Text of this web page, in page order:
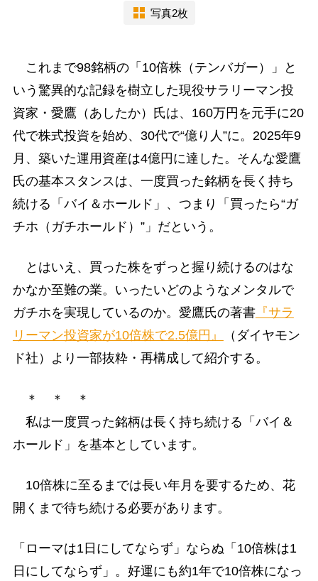
写真2枚
これまで98銘柄の「10倍株（テンバガー）」と
いう驚異的な記録を樹立した現役サラリーマン投
資家・愛鷹（あしたか）氏は、160万円を元手に20
代で株式投資を始め、30代で“億り人”に。2025年9
月、築いた運用資産は4億円に達した。そんな愛鷹
氏の基本スタンスは、一度買った銘柄を長く持ち
続ける「バイ＆ホールド」、つまり「買ったら“ガ
チホ（ガチホールド）”」だという。
とはいえ、買った株をずっと握り続けるのはな
かなか至難の業。いったいどのようなメンタルで
ガチホを実現しているのか。愛鷹氏の著書『サラ
リーマン投資家が10倍株で2.5億円』
（ダイヤモン
ド社）より一部抜粋・再構成して紹介する。
＊ ＊ ＊
私は一度買った銘柄は長く持ち続ける「バイ＆
ホールド」を基本としています。
10倍株に至るまでは長い年月を要するため、花
開くまで待ち続ける必要があります。
「ローマは1日にしてならず」ならぬ「10倍株は1
日にしてならず」。好運にも約1年で10倍株になっ